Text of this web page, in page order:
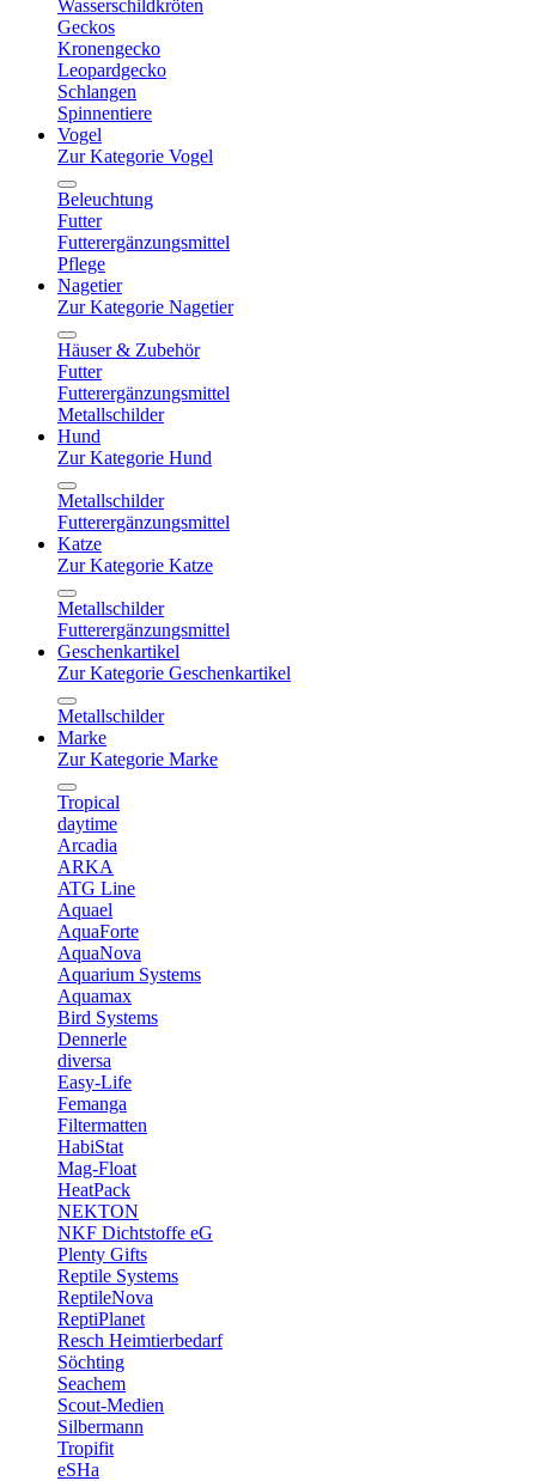
Wasserschildkröten
Geckos
Kronengecko
Leopardgecko
Schlangen
Spinnentiere
Vogel
Zur Kategorie Vogel
Beleuchtung
Futter
Futterergänzungsmittel
Pflege
Nagetier
Zur Kategorie Nagetier
Häuser & Zubehör
Futter
Futterergänzungsmittel
Metallschilder
Hund
Zur Kategorie Hund
Metallschilder
Futterergänzungsmittel
Katze
Zur Kategorie Katze
Metallschilder
Futterergänzungsmittel
Geschenkartikel
Zur Kategorie Geschenkartikel
Metallschilder
Marke
Zur Kategorie Marke
Tropical
daytime
Arcadia
ARKA
ATG Line
Aquael
AquaForte
AquaNova
Aquarium Systems
Aquamax
Bird Systems
Dennerle
diversa
Easy-Life
Femanga
Filtermatten
HabiStat
Mag-Float
HeatPack
NEKTON
NKF Dichtstoffe eG
Plenty Gifts
Reptile Systems
ReptileNova
ReptiPlanet
Resch Heimtierbedarf
Söchting
Seachem
Scout-Medien
Silbermann
Tropifit
eSHa